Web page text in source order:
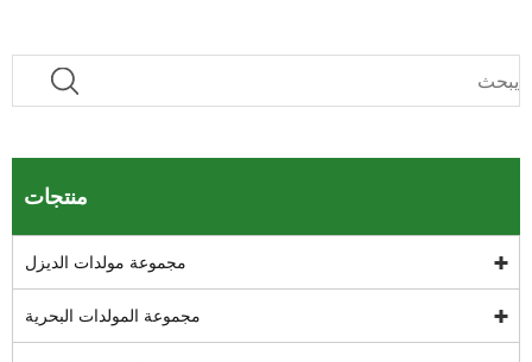
منتجات
مجموعة مولدات الديزل
مجموعة المولدات البحرية